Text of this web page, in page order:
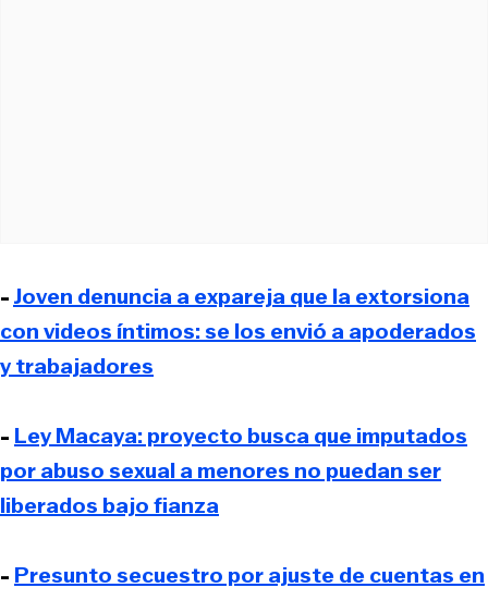
-Joven denuncia a expareja que la extorsiona
con videos íntimos: se los envió a apoderados
y trabajadores
- Ley Macaya: proyecto busca que imputados
por abuso sexual a menores no puedan ser
liberados bajo fianza
- Presunto secuestro por ajuste de cuentas en